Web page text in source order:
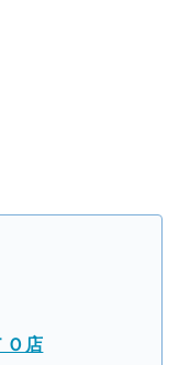
Ｏ店